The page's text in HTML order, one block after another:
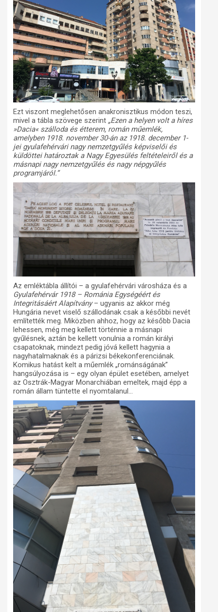
Ezt viszont meglehetősen anakronisztikus módon teszi,
mivel a tábla szövege szerint „Ezen a helyen volt a híres
»Dacia« szálloda és étterem, román műemlék,
amelyben 1918. november 30-án az 1918. december 1-
jei gyulafehérvári nagy nemzetgyűlés képviselői és
küldöttei határoztak a Nagy Egyesülés feltételeiről és a
másnapi nagy nemzetgyűlés és nagy népgyűlés
programjáról.”
Az emléktábla állítói – a gyulafehérvári városháza és a
Gyulafehérvár 1918 – Románia Egységéért és
Integritásáért Alapítvány– ugyanis az akkor még
Hungária nevet viselő szállodának csak a későbbi nevét
említették meg. Miközben ahhoz, hogy az később Dacia
lehessen, még meg kellett történnie a másnapi
gyűlésnek, aztán be kellett vonulnia a román királyi
csapatoknak, mindezt pedig jóvá kellett hagynia a
nagyhatalmaknak és a párizsi békekonferenciának.
Komikus hatást kelt a műemlék „románságának”
hangsúlyozása is – egy olyan épület esetében, amelyet
az Osztrák-Magyar Monarchiában emeltek, majd épp a
román állam tüntette el nyomtalanul…